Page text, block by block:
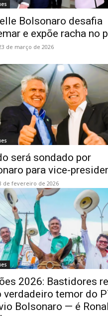
Bolsonaro desafia
e expõe racha no
de março de 2026
será sondado por
para vice-
de fevereiro de 2026
2026: Bastidores
verdadeiro temor do
Bolsonaro — é